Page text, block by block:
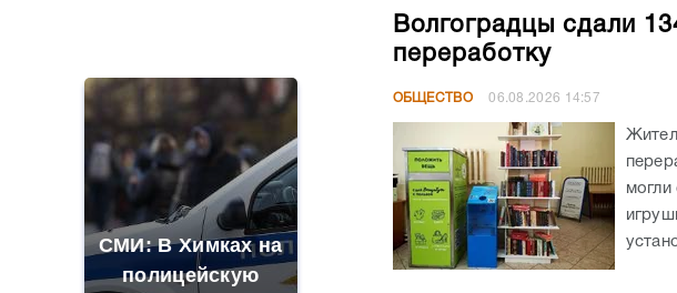
СМИ: В Химках на
полицейскую
Волгоградцы сдали
переработку
ОБЩЕСТВО 06.08.2026 14:57